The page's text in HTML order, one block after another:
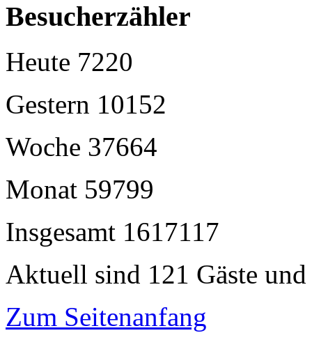
Besucherzähler
Heute 7220
Gestern 10152
Woche 37664
Monat 59799
Insgesamt 1617117
Aktuell sind 121 Gäste
Zum Seitenanfang